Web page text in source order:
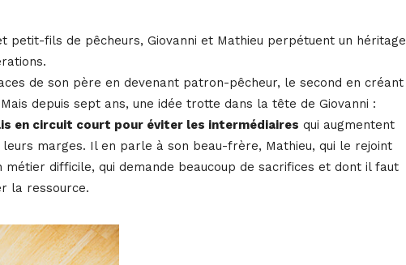
petit-fils de pêcheurs, Giovanni et Mathieu perpétuent un héritage
de son père en devenant patron-pêcheur, le second en créant
depuis sept ans, une idée trotte dans la tête de Giovanni :
en circuit court pour éviter les intermédiaires qui augmentent
marges. Il en parle à son beau-frère, Mathieu, qui le rejoint
métier difficile, qui demande beaucoup de sacrifices et dont il faut
la ressource.